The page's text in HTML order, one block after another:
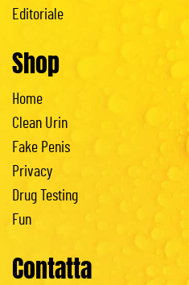
Editoriale
Shop
Home
Clean Urin
Fake Penis
Privacy
Drug Testing
Fun
Contatta